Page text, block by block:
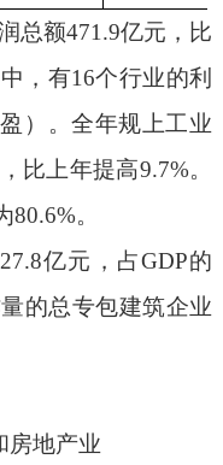
总额471.9亿元，比
，有16个行业的利
）。全年规上工业
比上年提高9.7%。
80.6%。
亿元，占GDP的
的总专包建筑企业
房地产业